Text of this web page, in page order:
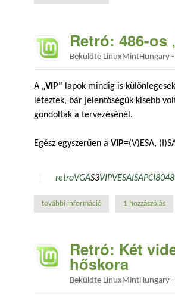
Retró: 486-os
Beküldte LinuxMintHungary -
A „VIP” lapok mindig is
léteztek, bár jelentőségük kisebb
gondoltak a tervezésénél.
Egész egyszerűen a VIP=(V)ESA,
retroVGAS3VIPVESAISAPCI
további információretró: 486-os „vip”
1 hozzászólás
Retró: Két
hőskora
Beküldte LinuxMintHungary -